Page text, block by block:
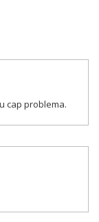
cap problema.